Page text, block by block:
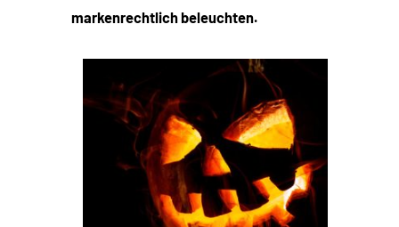
markenrechtlich beleuchten.